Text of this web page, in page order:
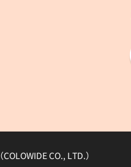
（COLOWIDE CO., LTD.）